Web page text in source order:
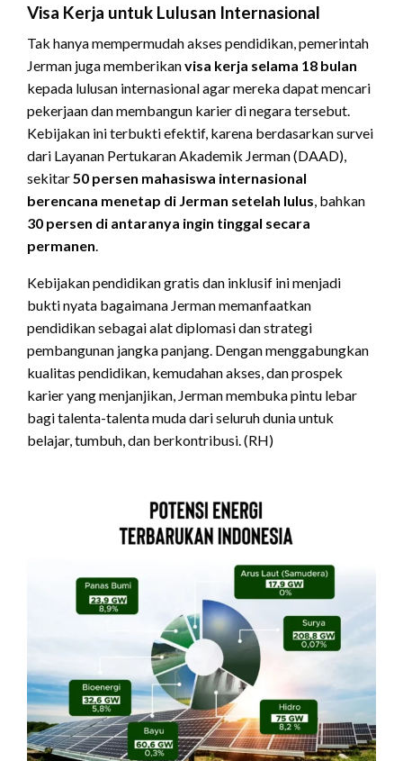
Visa Kerja untuk Lulusan Internasional
Tak hanya mempermudah akses pendidikan, pemerintah
Jerman juga memberikanvisa kerja selama 18 bulan
kepada lulusan internasional agar mereka dapat mencari
pekerjaan dan membangun karier di negara tersebut.
Kebijakan ini terbukti efektif, karena berdasarkan survei
dari Layanan Pertukaran Akademik Jerman (DAAD),
sekitar50 persen mahasiswa internasional
berencana menetap di Jerman setelah lulus, bahkan
30 persen di antaranya ingin tinggal secara
permanen.
Kebijakan pendidikan gratis dan inklusif ini menjadi
bukti nyata bagaimana Jerman memanfaatkan
pendidikan sebagai alat diplomasi dan strategi
pembangunan jangka panjang. Dengan menggabungkan
kualitas pendidikan, kemudahan akses, dan prospek
karier yang menjanjikan, Jerman membuka pintu lebar
bagi talenta-talenta muda dari seluruh dunia untuk
belajar, tumbuh, dan berkontribusi. (RH)